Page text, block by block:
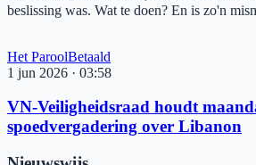
beslissing was. Wat te doen? En is zo'n
Het ParoolBetaald
1 jun 2026 · 03:58
VN-Veiligheidsraad houdt
spoedvergadering over Libanon